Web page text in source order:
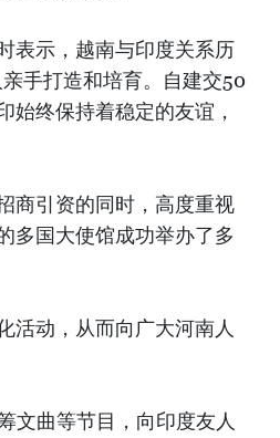
表示，越南与印度关系历
手打造和培育。自建交50
始终保持着稳定的友谊，
商引资的同时，高度重视
多国大使馆成功举办了多
活动，从而向广大河南人
文曲等节目，向印度友人